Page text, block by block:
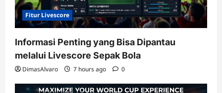
Fitur Livescore
Informasi Penting yang Bisa Dipantau
melalui Livescore Sepak Bola
DimasAlvaro 7 hours ago 0